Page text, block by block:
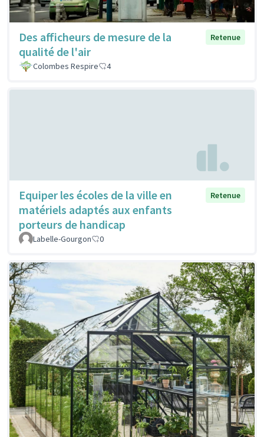
Des afficheurs de mesure de la
qualité de l'air
Retenue
Colombes Respire 4
Equiper les écoles de la ville en
matériels adaptés aux enfants
porteurs de handicap
Retenue
Labelle-Gourgon 0